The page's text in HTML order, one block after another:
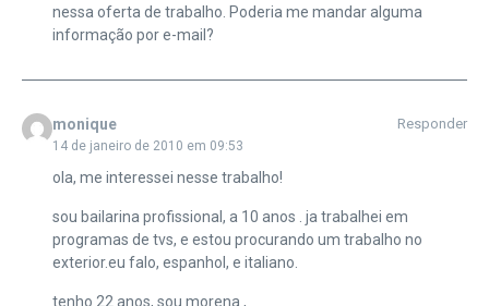
nessa oferta de trabalho. Poderia me mandar alguma
informação por e-mail?
monique
14 de janeiro de 2010 em 09:53
Responder
ola, me interessei nesse trabalho!
sou bailarina profissional, a 10 anos . ja trabalhei em
programas de tvs, e estou procurando um trabalho no
exterior.eu falo, espanhol, e italiano.
tenho 22 anos, sou morena ,